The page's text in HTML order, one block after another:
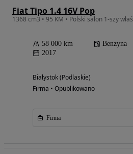
Fiat Tipo 1.4 16V Pop
58 000 km Benzyna
2017
Białystok (Podlaskie)
Firma • Opublikowano
Firma